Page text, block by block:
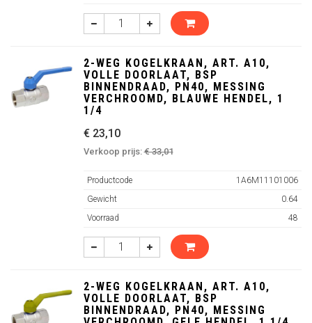
2-WEG KOGELKRAAN, ART. A10,
VOLLE DOORLAAT, BSP
BINNENDRAAD, PN40, MESSING
VERCHROOMD, BLAUWE HENDEL, 1
1/4
€ 23,10
Verkoop prijs:€ 33,01
Productcode
1A6M11101006
Gewicht
0.64
Voorraad
48
2-WEG KOGELKRAAN, ART. A10,
VOLLE DOORLAAT, BSP
BINNENDRAAD, PN40, MESSING